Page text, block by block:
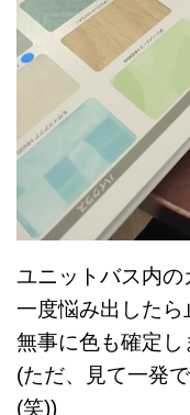
ユニットバス内の
一度悩み出したら
無事に色も確定し
(ただ、見て一発
(笑))